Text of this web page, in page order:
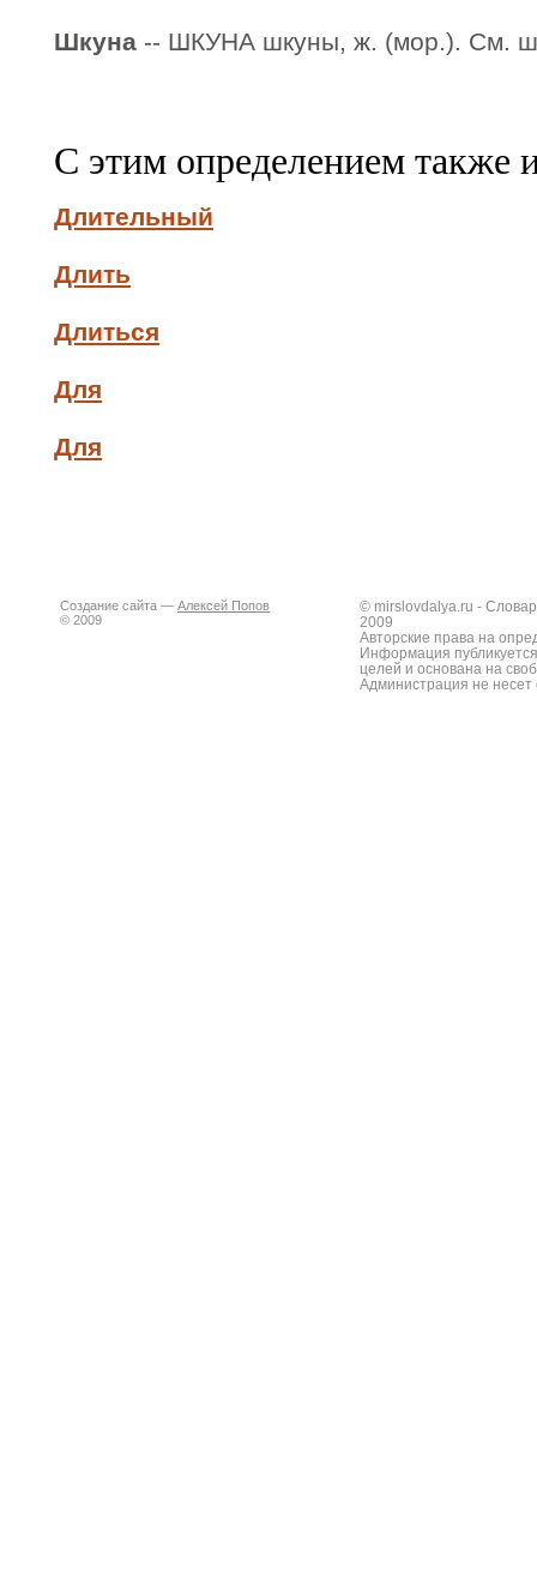
Шкуна -- ШКУНА шкуны, ж. (мор.). См.
С этим определением также
Длительный
Длить
Длиться
Для
Для
Создание сайта — Алексей Попов
© 2009
© mirslovdalya.ru -
2009
Авторские права на
Информация
целей и основана на
Администрация не несет